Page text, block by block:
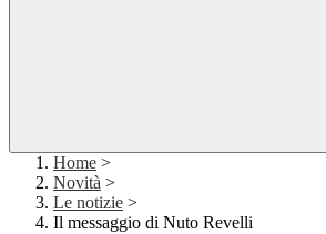
Home >
Novità >
Le notizie >
Il messaggio di Nuto Revelli